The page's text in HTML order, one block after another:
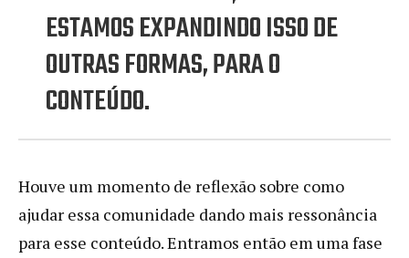
ESTAMOS EXPANDINDO ISSO DE
OUTRAS FORMAS, PARA O
CONTEÚDO.
Houve um momento de reflexão sobre como
ajudar essa comunidade dando mais ressonância
para esse conteúdo. Entramos então em uma fase